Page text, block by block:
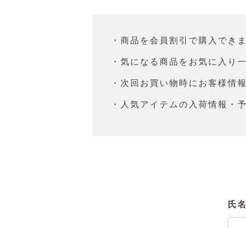
・商品を会員割引で購入でき
・気になる商品をお気に入り
・次回お買い物時にお客様情
・人気アイテムの入荷情報・
氏名